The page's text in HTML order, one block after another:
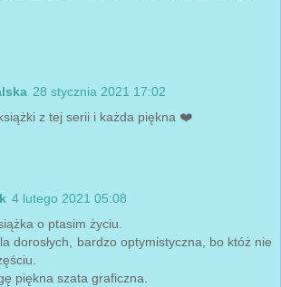
28 stycznia 2021 17:02
z tej serii i każda piękna ❤️
4 lutego 2021 05:08
o ptasim życiu.
dorosłych, bardzo optymistyczna, bo któż nie
piękna szata graficzna.